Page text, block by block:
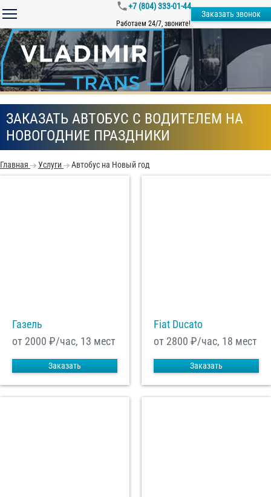
+7 (804) 333-01-44
Работаем 24/7, звоните!
Заказать звонок
ЗАКАЗАТЬ АВТОБУС С ВОДИТЕЛЕМ НА
НОВОГОДНИЕ ПРАЗДНИКИ
Главная Услуги Автобус на Новый год
Газель
от 2000 ₽/час, 13 мест
Заказать
Fiat Ducato
от 2800 ₽/час, 18 мест
Заказать
обработку моих Персональных данных